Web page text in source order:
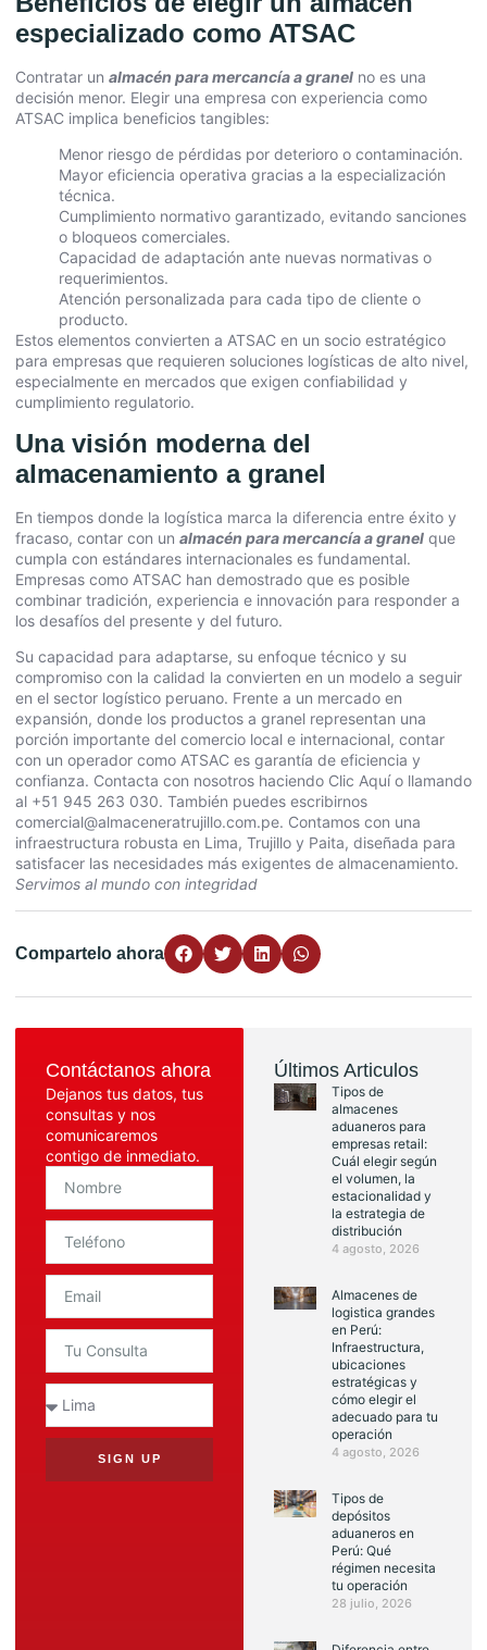
especializado como ATSAC
Contratar un almacén para mercancía a granel no es una
decisión menor. Elegir una empresa con experiencia como
ATSAC implica beneficios tangibles:
Menor riesgo de pérdidas por deterioro o contaminación.
Mayor eficiencia operativa gracias a la especialización
técnica.
Cumplimiento normativo garantizado, evitando sanciones
o bloqueos comerciales.
Capacidad de adaptación ante nuevas normativas o
requerimientos.
Atención personalizada para cada tipo de cliente o
producto.
Estos elementos convierten a ATSAC en un socio estratégico
para empresas que requieren soluciones logísticas de alto nivel,
especialmente en mercados que exigen confiabilidad y
cumplimiento regulatorio.
Una visión moderna del
almacenamiento a granel
En tiempos donde la logística marca la diferencia entre éxito y
fracaso, contar con un almacén para mercancía a granel que
cumpla con estándares internacionales es fundamental.
Empresas como ATSAC han demostrado que es posible
combinar tradición, experiencia e innovación para responder a
los desafíos del presente y del futuro.
Su capacidad para adaptarse, su enfoque técnico y su
compromiso con la calidad la convierten en un modelo a seguir
en el sector logístico peruano. Frente a un mercado en
expansión, donde los productos a granel representan una
porción importante del comercio local e internacional, contar
con un operador como ATSAC es garantía de eficiencia y
confianza. Contacta con nosotros haciendo Clic Aquío llamando
al +51 945 263 030. También puedes escribirnos
comercial@almaceneratrujillo.com.pe. Contamos con una
infraestructura robusta en Lima, Trujillo y Paita, diseñada para
satisfacer las necesidades más exigentes de almacenamiento.
Servimos al mundo con integridad
Compartelo ahora
Contáctanos ahora
Dejanos tus datos, tus
consultas y nos
comunicaremos
contigo de inmediato.
SIGN UP
Últimos Articulos
Tipos de
almacenes
aduaneros para
empresas retail:
Cuál elegir según
el volumen, la
estacionalidad y
la estrategia de
distribución
4 agosto, 2026
Almacenes de
logistica grandes
en Perú:
Infraestructura,
ubicaciones
estratégicas y
cómo elegir el
adecuado para tu
operación
4 agosto, 2026
Tipos de
depósitos
aduaneros en
Perú: Qué
régimen necesita
tu operación
28 julio, 2026